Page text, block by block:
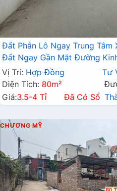
Đất Phân Lô Ngay Trung
Đất Ngay Gần Mặt Đường
Vị Trí: Hợp Đồng Tư
Diện Tích: 80m²
Giá:3.5-4 Tỉ Đã Có Sổ
CHƯƠNG MỸ